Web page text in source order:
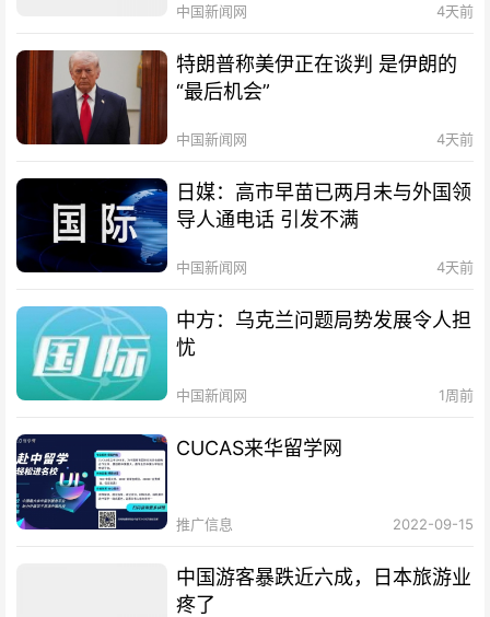
中国新闻网 4天前
特朗普称美伊正在谈判 是伊朗的
“最后机会”
中国新闻网 4天前
日媒：高市早苗已两月未与外国领
导人通电话 引发不满
中国新闻网 4天前
中方：乌克兰问题局势发展令人担
忧
中国新闻网 1周前
CUCAS来华留学网
推广信息 2022-09-15
中国游客暴跌近六成，日本旅游业
疼了